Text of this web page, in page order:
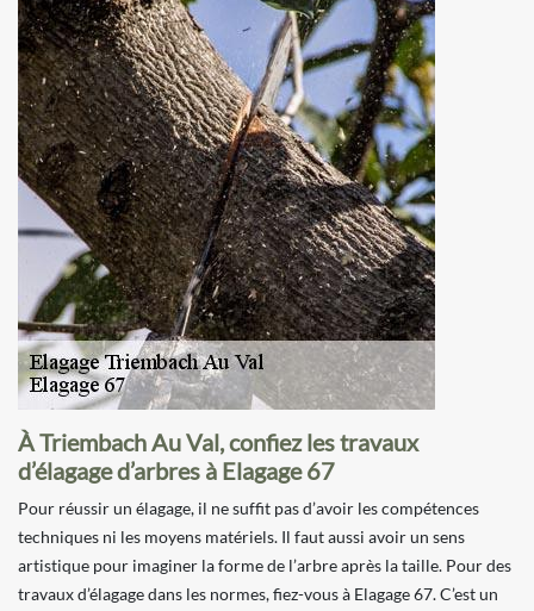
À Triembach Au Val, confiez les travaux
d’élagage d’arbres à Elagage 67
Pour réussir un élagage, il ne suffit pas d’avoir les compétences
techniques ni les moyens matériels. Il faut aussi avoir un sens
artistique pour imaginer la forme de l’arbre après la taille. Pour des
travaux d’élagage dans les normes, fiez-vous à Elagage 67. C’est un